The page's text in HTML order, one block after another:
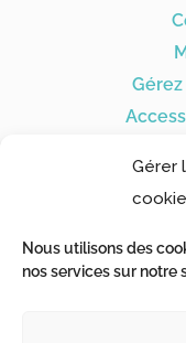
Gérer
Nous utilisons des
nos services sur notre